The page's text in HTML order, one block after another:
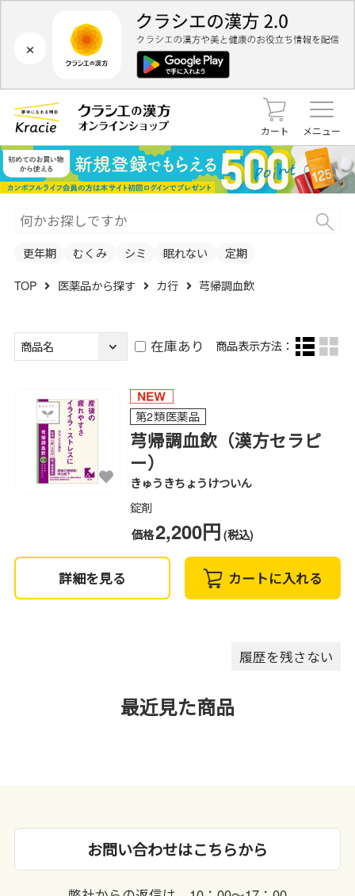
×
カート メニュー
更年期 むくみ シミ 眠れない 定期
TOP 医薬品から探す カ行 芎帰調血飲
在庫あり 商品表示方法：
第2類医薬品
芎帰調血飲（漢方セラピ
ー）
きゅうきちょうけついん
錠剤
価格2,200円 (税込)
詳細を見る カートに入れる
履歴を残さない
最近見た商品
お問い合わせはこちらから